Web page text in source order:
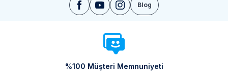
Blog
%100 Müşteri Memnuniyeti